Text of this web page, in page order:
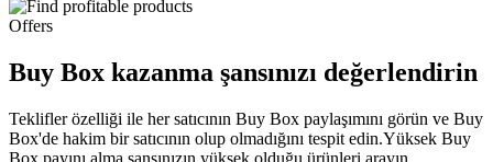
Offers
Buy Box kazanma şansınızı değerlendirin
Teklifler özelliği ile her satıcının Buy Box paylaşımını görün ve Buy
Box'de hakim bir satıcının olup olmadığını tespit edin.Yüksek Buy
Box payını alma şansınızın yüksek olduğu ürünleri arayın